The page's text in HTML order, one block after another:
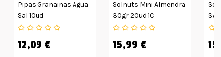
Pipas Granainas Agua
Sal 10ud
12,09 €
Solnuts Mini Almendra
30gr 20ud 1€
15,99 €
S/